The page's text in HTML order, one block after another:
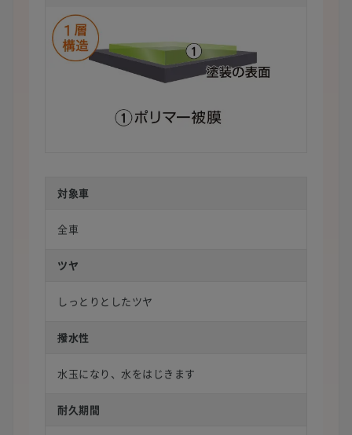
対象車
全車
ツヤ
しっとりとしたツヤ
撥水性
水玉になり、水をはじきます
耐久期間